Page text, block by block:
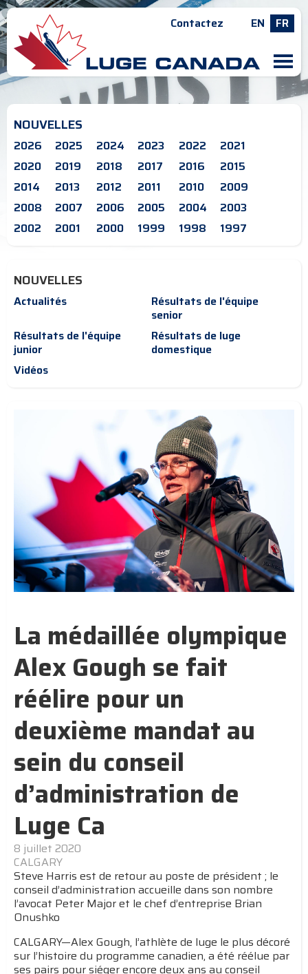
Contactez EN FR
M
NOUVELLES
2026 2025 2024 2023 2022
2021
2020
2019 2018 2017 2016
2015
2014
2013 2012 2011 2010
2009
2008
2007 2006 2005 2004
2003
2002
2001 2000 1999 1998 1997
NOUVELLES
Actualités
Résultats de l'équipe
senior
Résultats de l'équipe
junior
Résultats de luge
domestique
Vidéos
La médaillée olympique
Alex Gough se fait
réélire pour un
deuxième mandat au
sein du conseil
d’administration de
Luge Ca
8 juillet 2020
CALGARY
Steve Harris est de retour au poste de président ; le
conseil d’administration accueille dans son nombre
l’avocat Peter Major et le chef d’entreprise Brian
Onushko
CALGARY—Alex Gough, l’athlète de luge le plus décoré
sur l’histoire du programme canadien, a été réélue par
ses pairs pour siéger encore deux ans au conseil